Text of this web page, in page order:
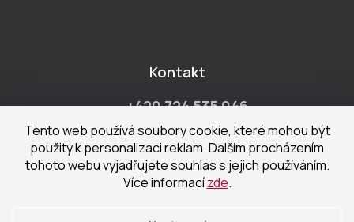
Tento web používá soubory cookie, které mohou být
použity k personalizaci reklam. Dalším procházením
tohoto webu vyjadřujete souhlas s jejich používáním.
Více informacízde.
Kontakt
+420 724 535 046
Po-Pá 9:00 - 18:00 hod
obchod@cecetka.cz